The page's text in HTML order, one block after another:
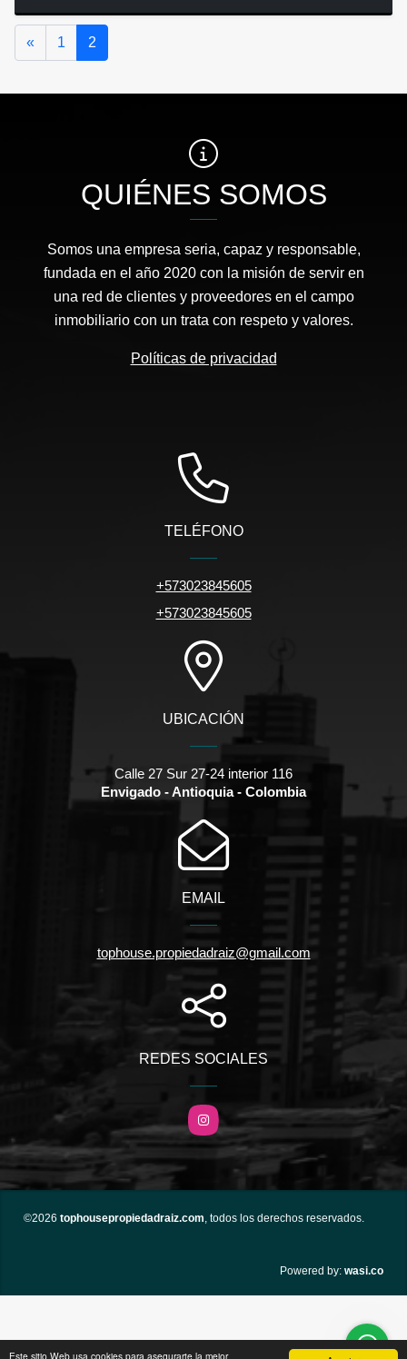
Este sitio Web usa cookies para asegurarte la mejor
« Anterior
1 2
QUIÉNES SOMOS
Somos una empresa seria, capaz y responsable,
fundada en el año 2020 con la misión de servir en
una red de clientes y proveedores en el campo
inmobiliario con un trata con respeto y valores.
Políticas de privacidad
TELÉFONO
+573023845605
+573023845605
UBICACIÓN
Calle 27 Sur 27-24 interior 116
Envigado - Antioquia - Colombia
EMAIL
tophouse.propiedadraiz@gmail.com
REDES SOCIALES
Instagram
©2026 tophousepropiedadraiz.com, todos los derechos reservados.
Powered by: wasi.co